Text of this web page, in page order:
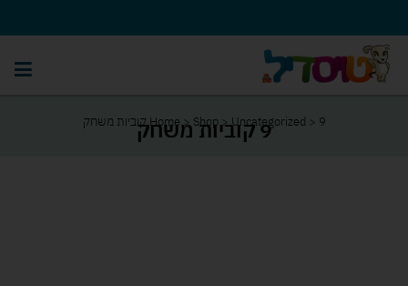
Home> Shop>Uncategorized > 9 קוביות משחק 9 קוביות משחק